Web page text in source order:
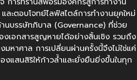
ะตอบโจทย์ไลฟ์สไตล์การทำงานยุคใหม่
นบรรษัทภิบาล (Governance) ที่ช่วย
งเอกสารสูญหายได้อย่างสิ้นเชิง รวมถึง
หาศาล การเปลี่ยนผ่านครั้งนี้จึงไม่ใช่แค่
งแสนสิริให้ก้าวล้ำและยั่งยืนยิ่งขึ้นในทุก